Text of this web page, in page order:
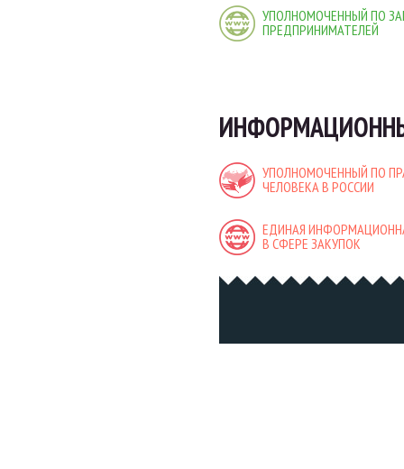
УПОЛНОМОЧЕННЫЙ ПО
ПРЕДПРИНИМАТЕЛЕЙ
УПОЛНОМОЧЕННЫЙ ПО
ЧЕЛОВЕКА В РОССИИ
ЕДИНАЯ
В СФЕРЕ ЗАКУПОК